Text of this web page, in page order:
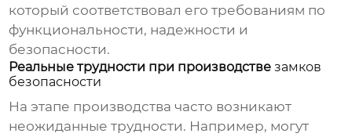
который соответствовал его требованиям по
функциональности, надежности и
безопасности.
Реальные трудности при производствезамков
безопасности
На этапе производства часто возникают
неожиданные трудности. Например, могут